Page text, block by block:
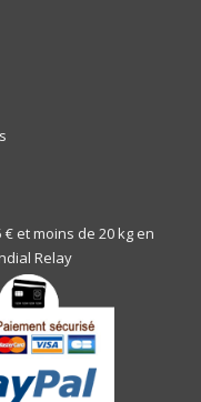
et moins de 20 kg en
Relay